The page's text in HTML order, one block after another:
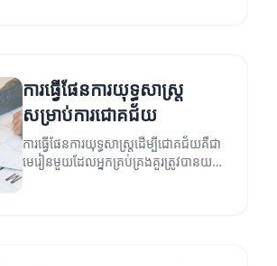
ការធ្វើផែនការយុទ្ធសាស្ត្រ
សម្រាប់ការជោគជ័យ
ការធ្វើផែនការយុទ្ធសាស្ត្រដើម្បីជោគជ័យគឺជា
មេរៀនមួយដែលអ្នកគ្រប់គ្រងគួរត្រូវបានយល់